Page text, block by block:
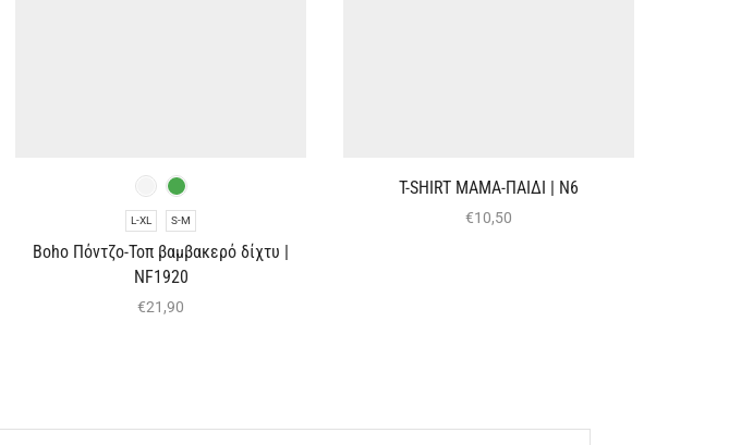
L-XL S-M
Boho Πόντζο-Τοπ βαμβακερό δίχτυ |
NF1920
€21,90
T-SHIRT ΜΑΜΑ-ΠΑΙΔΙ | Ν6
€10,50